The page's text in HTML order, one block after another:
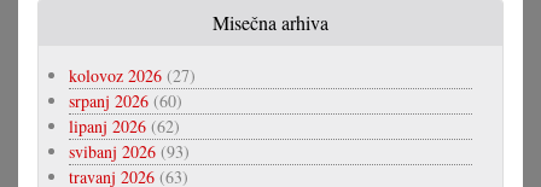
Misečna arhiva
kolovoz 2026 (27)
srpanj 2026 (60)
lipanj 2026 (62)
svibanj 2026 (93)
travanj 2026 (63)